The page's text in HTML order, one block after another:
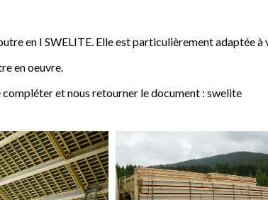
en I SWELITE. Elle est particulièrement adaptée
en oeuvre.
et nous retourner le document : swelite